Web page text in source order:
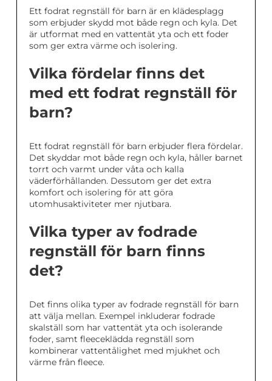
Ett fodrat regnställ för barn är en klädesplagg
som erbjuder skydd mot både regn och kyla. Det
är utformat med en vattentät yta och ett foder
som ger extra värme och isolering.
Vilka fördelar finns det
med ett fodrat regnställ för
barn?
Ett fodrat regnställ för barn erbjuder flera fördelar.
Det skyddar mot både regn och kyla, håller barnet
torrt och varmt under våta och kalla
väderförhållanden. Dessutom ger det extra
komfort och isolering för att göra
utomhusaktiviteter mer njutbara.
Vilka typer av fodrade
regnställ för barn finns
det?
Det finns olika typer av fodrade regnställ för barn
att välja mellan. Exempel inkluderar fodrade
skalställ som har vattentät yta och isolerande
foder, samt fleeceklädda regnställ som
kombinerar vattentålighet med mjukhet och
värme från fleece.